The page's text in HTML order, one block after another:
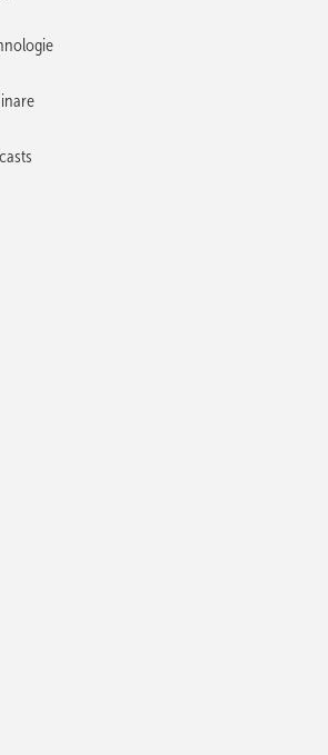
Rotorblattbolzen: Wie Technik mehr
wer die Innovationen
entwickelt
Design soll gleich mehrere Probleme
längere Lebensdauer und automatisierte